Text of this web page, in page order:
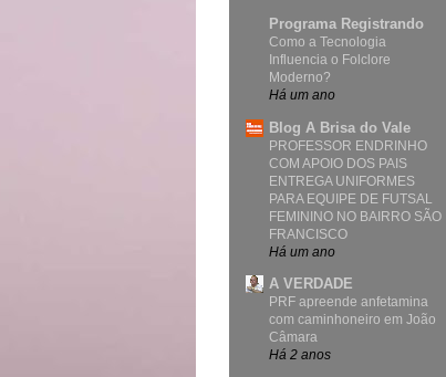
Programa Registrando
Como a Tecnologia
Influencia o Folclore
Moderno?
Há um ano
Blog A Brisa do Vale
PROFESSOR ENDRINHO
COM APOIO DOS PAIS
ENTREGA UNIFORMES
PARA EQUIPE DE FUTSAL
FEMININO NO BAIRRO SÃO
FRANCISCO
Há um ano
A VERDADE
PRF apreende anfetamina
com caminhoneiro em João
Câmara
Há 2 anos